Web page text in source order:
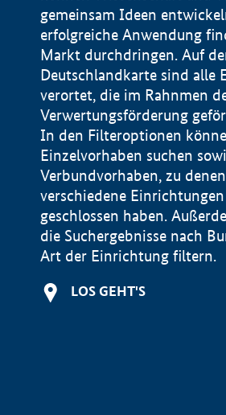
gemeinsam Ideen
erfolgreiche Anwendung
Markt durchdringen. Auf
Deutschlandkarte sind alle
verortet, die im Rahnmen
Verwertungsförderung
In den Filteroptionen
Einzelvorhaben suchen
Verbundvorhaben, zu
verschiedene
geschlossen haben.
die Suchergebnisse nach
Art der Einrichtung filtern.
LOS GEHT'S